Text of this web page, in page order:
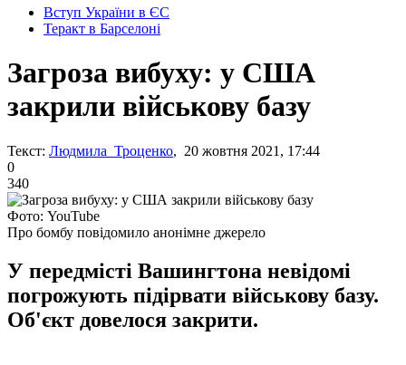
Вступ України в ЄС
Теракт в Барселоні
Загроза вибуху: у США
закрили військову базу
Текст: Людмила Троценко, 20 жовтня 2021, 17:44
0
340
Фото: YouTube
Про бомбу повідомило анонімне джерело
У передмісті Вашингтона невідомі
погрожують підірвати військову базу.
Об'єкт довелося закрити.